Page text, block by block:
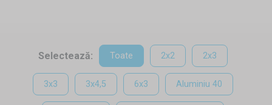
doar câteva minute de către două persoane. Un pavilion de
curte reprezintă soluția optimă, când este nevoie de un
acoperiș rapid și ieftin. Aria de utilizare a pavilioanelor este
foarte variată: același pavilion poate fi folosit pe piață, în
Selectează: Toate 2x2 2x3
3x3 3x4,5 6x3 Aluminiu 40